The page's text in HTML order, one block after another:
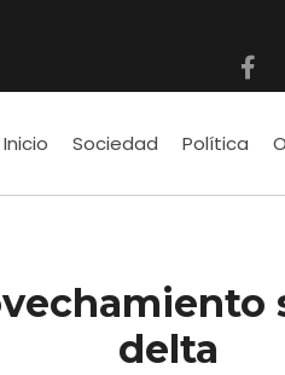
Inicio Sociedad Política
delta